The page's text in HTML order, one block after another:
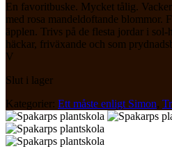
En favoritbuske. Mycket tålig.
med rosa mandeldoftande blommor.
äpplen. Trivs på de flesta jordar i
häckar, friväxande och som
V
Slut i lager
Kategorier: Ett måste enligt Simon,